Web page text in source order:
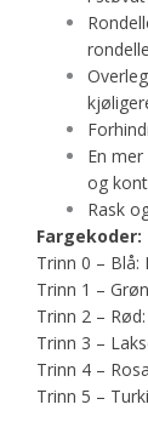
En
og
Rask
Fargekoder:
Trinn 0 – Blå:
Trinn 1 –
Trinn 2 –
Trinn 3 –
Trinn 4 –
Trinn 5 –